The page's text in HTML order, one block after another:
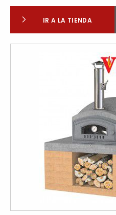
IR A LA TIENDA